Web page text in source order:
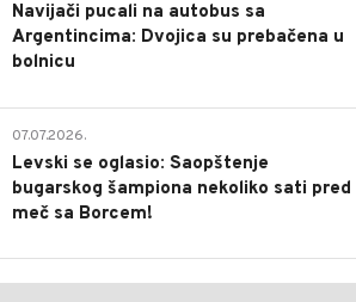
Navijači pucali na autobus sa
Argentincima: Dvojica su prebačena u
bolnicu
07.07.2026.
Levski se oglasio: Saopštenje
bugarskog šampiona nekoliko sati pred
meč sa Borcem!